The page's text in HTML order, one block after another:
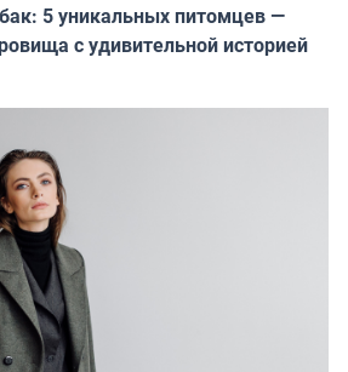
5 уникальных питомцев —
с удивительной историей